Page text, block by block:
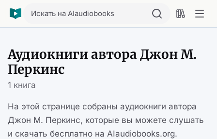
Искать на AIaudiobooks
Аудиокниги автора Джон М.
Перкинс
1 книга
На этой странице собраны аудиокниги автора
Джон М. Перкинс, которые вы можете слушать
и скачать бесплатно на AIaudiobooks.org.